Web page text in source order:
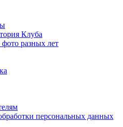
Клуба
разных лет
персональных данных